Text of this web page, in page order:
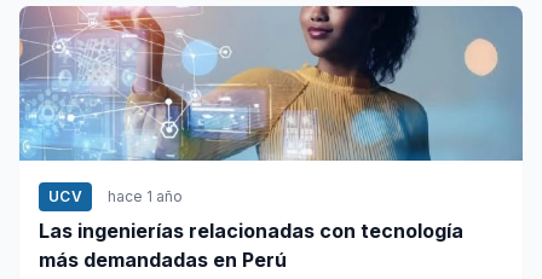
UCV hace 1 año
Las ingenierías relacionadas con tecnología
más demandadas en Perú